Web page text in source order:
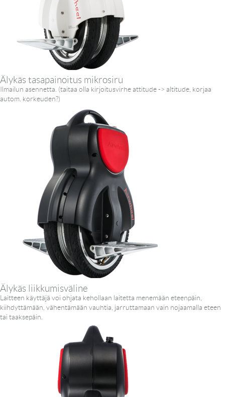
Älykäs tasapainoitus mikrosiru
Ilmailun asennetta. (taitaa olla kirjoitusvirhe attitude -> altitude, korjaa
autom. korkeuden?)
Älykäs liikkumisväline
Laitteen käyttäjä voi ohjata kehollaan laitetta menemään eteenpäin,
kiihdyttämään, vähentämään vauhtia, jarruttamaan vain nojaamalla eteen
tai taaksepäin.